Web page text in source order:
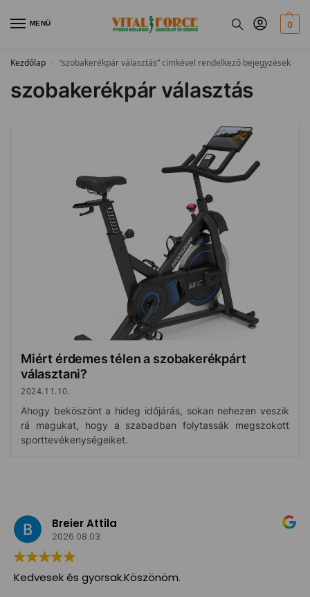
MENÜ 0
Kezdőlap / “szobakerékpár választás” címkével rendelkező bejegyzések
szobakerékpár választás
Miért érdemes télen a szobakerékpárt
választani?
2024.11.10.
Ahogy beköszönt a hideg időjárás, sokan nehezen veszik
rá magukat, hogy a szabadban folytassák megszokott
sporttevékenységeiket.
Breier Attila
2026.08.03.
Kedvesek és gyorsak.Köszönöm.